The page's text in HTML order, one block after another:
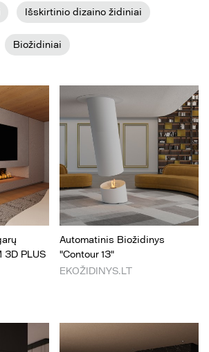
Išskirtinio dizaino židiniai
Biožidiniai
3D PLUS
Automatinis Biožidinys
"Contour 13"
EKOŽIDINYS.LT